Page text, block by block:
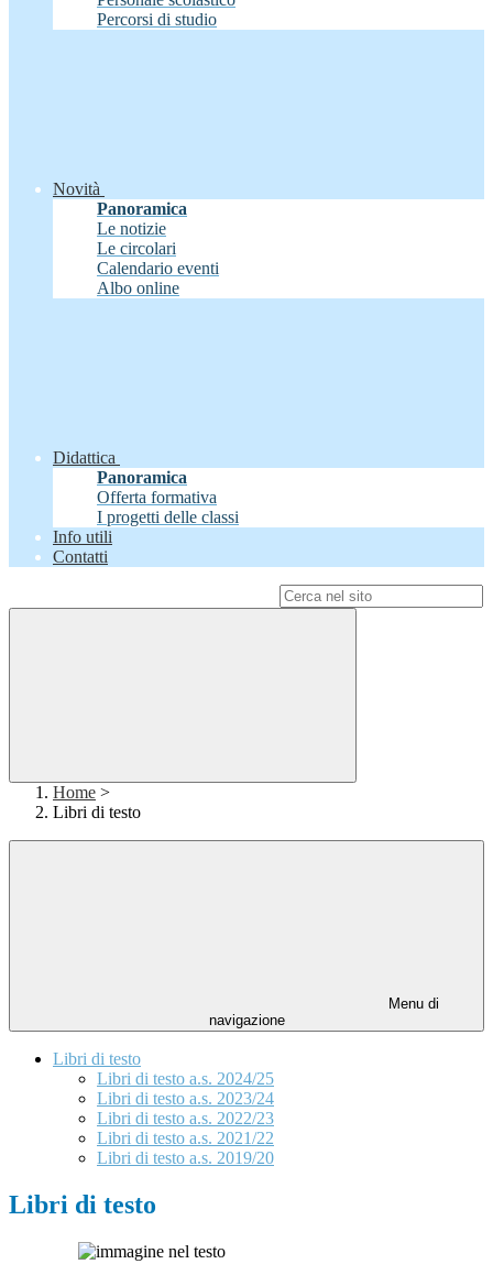
Percorsi di studio
Novità
Panoramica
Le notizie
Le circolari
Calendario eventi
Albo online
Didattica
Panoramica
Offerta formativa
I progetti delle classi
Info utili
Contatti
Home >
Libri di testo
Menu di
navigazione
Libri di testo
Libri di testo a.s. 2024/25
Libri di testo a.s. 2023/24
Libri di testo a.s. 2022/23
Libri di testo a.s. 2021/22
Libri di testo a.s. 2019/20
Libri di testo